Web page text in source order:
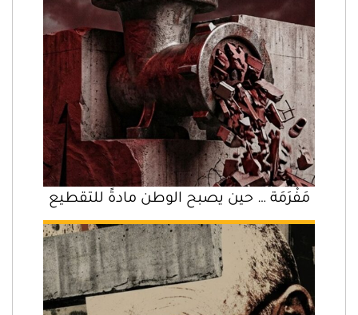
مَفْرَمَة … حين يصبح الوطن مادةً للتقطيع